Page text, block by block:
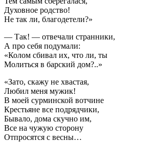
Духовное родство!
Не так ли, благодетели?»
— Так! — отвечали странники,
А про себя подумали:
«Колом сбивал их, что ли, ты
Молиться в барский дом?..»
«Зато, скажу не хвастая,
Любил меня мужик!
В моей сурминской вотчине
Крестьяне все подрядчики,
Бывало, дома скучно им,
Все на чужую сторону
Отпросятся с весны…